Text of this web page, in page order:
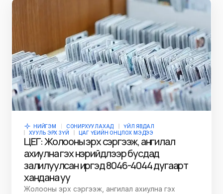
НИЙГЭМ СОНИРХУУЛАХАД
ҮЙЛ ЯВДАЛ
ХУУЛЬ ЭРХ ЗҮЙ
ЦАГ ҮЕИЙН ОНЦЛОХ МЭДЭЭ
ЦЕГ: Жолооны эрх сэргээж, ангилал
ахиулна гэх нэрийдлээр бусдад
залилуулсан иргэд 8046-4044 дугаарт
хандана уу
Жолооны эрх сэргээж, ангилал ахиулна гэх